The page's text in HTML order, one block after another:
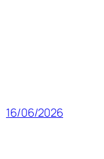
16/06/2026